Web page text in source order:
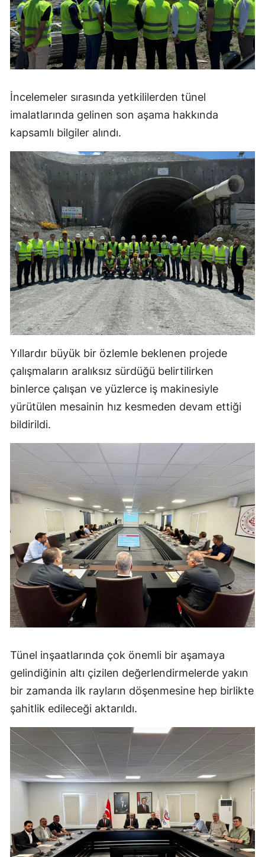
Yozgat
Zonguldak
Aksaray
Bayburt
Karaman
Batman
Şırnak
Bartın
Ardahan
Iğdır
Yalova
Karabük
Kilis
Osmaniye
Düzce
İncelemeler sırasında yetkililerden tünel
imalatlarında gelinen son aşama hakkında
kapsamlı bilgiler alındı.
Yıllardır büyük bir özlemle beklenen projede
çalışmaların aralıksız sürdüğü belirtilirken
binlerce çalışan ve yüzlerce iş makinesiyle
yürütülen mesainin hız kesmeden devam ettiği
bildirildi.
Tünel inşaatlarında çok önemli bir aşamaya
gelindiğinin altı çizilen değerlendirmelerde yakın
bir zamanda ilk rayların döşenmesine hep birlikte
şahitlik edileceği aktarıldı.